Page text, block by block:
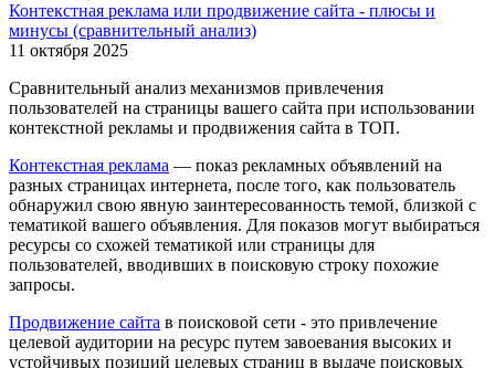
Контекстная реклама или продвижение сайта - плюсы и
минусы (сравнительный анализ)
11 октября 2025
Сравнительный анализ механизмов привлечения
пользователей на страницы вашего сайта при использовании
контекстной рекламы и продвижения сайта в ТОП.
Контекстная реклама — показ рекламных объявлений на
разных страницах интернета, после того, как пользователь
обнаружил свою явную заинтересованность темой, близкой с
тематикой вашего объявления. Для показов могут выбираться
ресурсы со схожей тематикой или страницы для
пользователей, вводивших в поисковую строку похожие
запросы.
Продвижение сайта в поисковой сети - это привлечение
целевой аудитории на ресурс путем завоевания высоких и
устойчивых позиций целевых страниц в выдаче поисковых